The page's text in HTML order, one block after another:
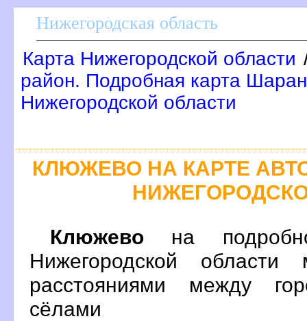
Нижегородская область
Карта Нижегородской области
район. Подробная карта
Нижегородской области
КЛЮЖЕВО НА КАРТЕ
Клюжево на
Нижегородской
расстояниями между
сёлами